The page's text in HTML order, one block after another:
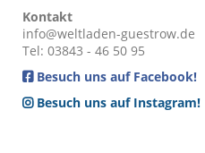
Kontakt
info@weltladen-guestrow.de
Tel: 03843 - 46 50 95
Besuch uns auf Facebook!
Besuch uns auf Instagram!